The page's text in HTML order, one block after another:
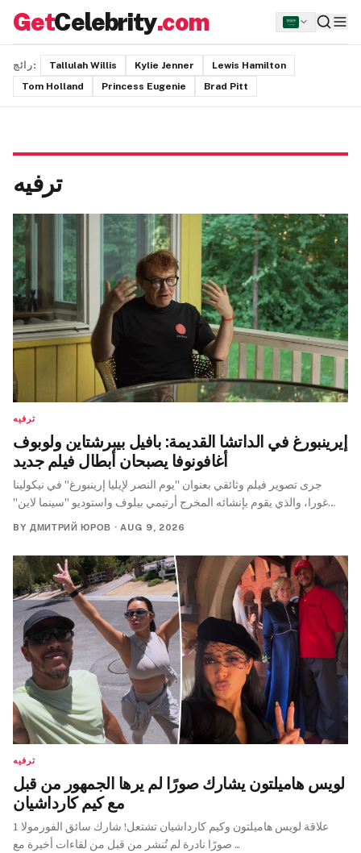
GetCelebrity.com
رائج: Tallulah Willis Kylie Jenner
Lewis Hamilton
Tom Holland
Princess Eugenie Brad Pitt
ترفيه
ترفيه
إيرينبورغ في الداتشا القديمة: بافيل بيبرشتاين ولوبوف
أغافونوفا يصبحان أبطال فيلم جديد
جرى تصوير فيلم وثائقي بعنوان "يوم النصر لإيليا إرينبورغ" في نيكولينا
غورا، والذي يقوم بإنشائه المخرج أرتيمي بيلوف واستوديو "سينما لاين"
BY ДМИТРИЙ ЮРОВ ·AUG 9, 2026
ترفيه
لويس هاميلتون يشارك صورًا لم يرها الجمهور من قبل
مع كيم كارداشيان
علاقة لويس هاميلتون وكيم كارداشيان تشتعل! شارك سائق الفورمولا 1
صورًا نادرة لم تُنشر من قبل من لقاءات أخيرة مع ...